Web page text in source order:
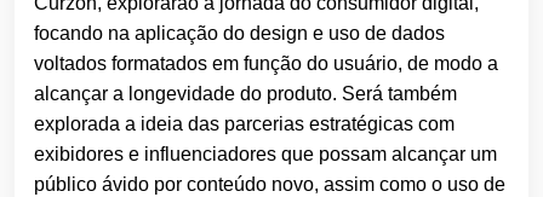
focando na aplicação do design e uso de dados
voltados formatados em função do usuário, de modo a
alcançar a longevidade do produto. Será também
explorada a ideia das parcerias estratégicas com
exibidores e influenciadores que possam alcançar um
público ávido por conteúdo novo, assim como o uso de